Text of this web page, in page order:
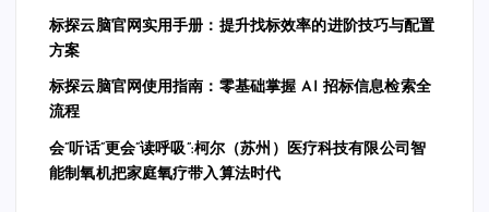
标探云脑官网实用手册：提升找标效率的进阶技巧与配置
方案
标探云脑官网使用指南：零基础掌握 AI 招标信息检索全
流程
会”听话”更会”读呼吸”:柯尔（苏州）医疗科技有限公司智
能制氧机把家庭氧疗带入算法时代